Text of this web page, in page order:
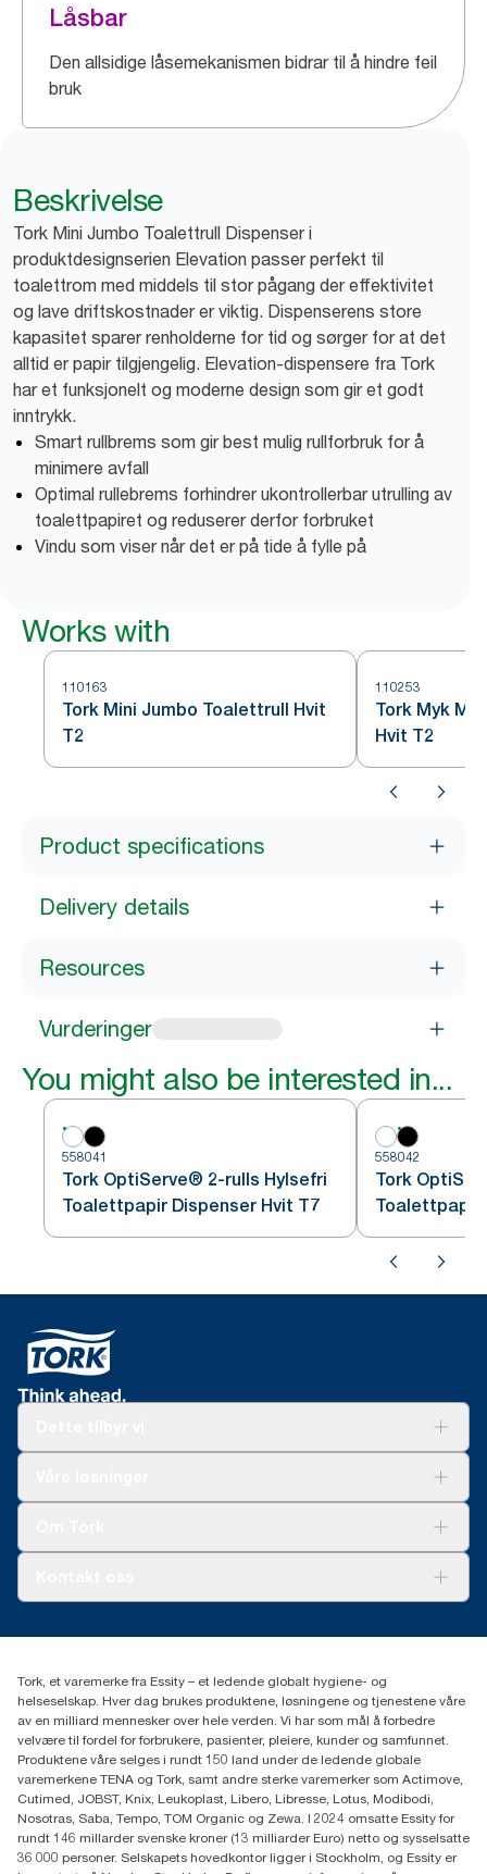
Låsbar
Den allsidige låsemekanismen bidrar til å hindre feil
bruk
Beskrivelse
Tork Mini Jumbo Toalettrull Dispenser i
produktdesignserien Elevation passer perfekt til
toalettrom med middels til stor pågang der effektivitet
og lave driftskostnader er viktig. Dispenserens store
kapasitet sparer renholderne for tid og sørger for at det
alltid er papir tilgjengelig. Elevation-dispensere fra Tork
har et funksjonelt og moderne design som gir et godt
inntrykk.
Smart rullbrems som gir best mulig rullforbruk for å
minimere avfall
Optimal rullebrems forhindrer ukontrollerbar utrulling av
toalettpapiret og reduserer derfor forbruket
Vindu som viser når det er på tide å fylle på
Works with
110163
Tork Mini Jumbo Toalettrull Hvit
T2
110253
Tork Myk
Hvit T2
Product specifications
Delivery details
Resources
Vurderinger
You might also be interested in...
558041
Tork OptiServe® 2-rulls Hylsefri
Toalettpapir Dispenser Hvit T7
558042
Tork
Toalettpapir
(+47) 22 70 62 00
Fredrik Selmers vei 6
0603 OSLO
Tork, et varemerke fra Essity – et ledende globalt hygiene- og
helseselskap. Hver dag brukes produktene, løsningene og tjenestene våre
av en milliard mennesker over hele verden. Vi har som mål å forbedre
velvære til fordel for forbrukere, pasienter, pleiere, kunder og samfunnet.
Produktene våre selges i rundt 150 land under de ledende globale
varemerkene TENA og Tork, samt andre sterke varemerker som Actimove,
Cutimed, JOBST, Knix, Leukoplast, Libero, Libresse, Lotus, Modibodi,
Nosotras, Saba, Tempo, TOM Organic og Zewa. I 2024 omsatte Essity for
rundt 146 millarder svenske kroner (13 milliarder Euro) netto og sysselsatte
36 000 personer. Selskapets hovedkontor ligger i Stockholm, og Essity er